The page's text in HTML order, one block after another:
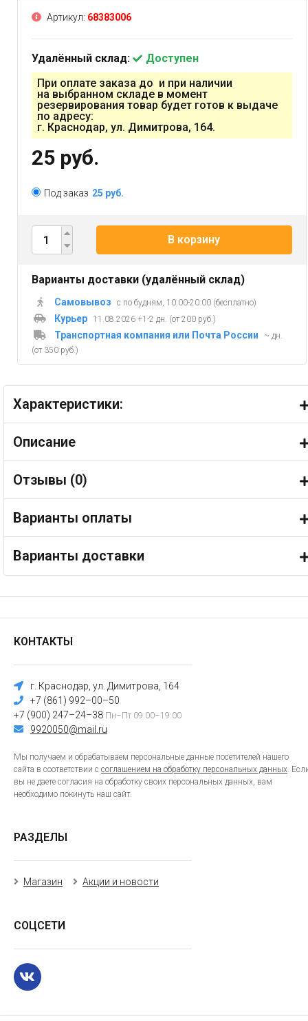
Артикул: 68383006
Удалённый склад:
Доступен
При оплате заказа до и при наличии
на выбранном складе в момент
резервирования товар будет готов к выдаче
по адресу:
г. Краснодар, ул. Димитрова, 164.
25 руб.
Под заказ 25 руб.
В корзину
Варианты доставки (удалённый склад)
Самовывоз с по будням, 10:00-20:00 (бесплатно)
Курьер 11.08.2026 +1-2 дн. (от 200 руб.)
Транспортная компания или Почта России
~ дн.
(от 350 руб.)
Характеристики:
Описание
Отзывы (0)
Варианты оплаты
Варианты доставки
КОНТАКТЫ
г. Краснодар, ул. Димитрова, 164
+7 (861) 992–00–50
+7 (900) 247–24–38 Пн–Пт 09:00–19:00
9920050@mail.ru
Мы получаем и обрабатываем персональные данные посетителей нашего
сайта в соответствии с соглашением на обработку персональных данных.
вы не даете согласия на обработку своих персональных данных, вам
необходимо покинуть наш сайт.
РАЗДЕЛЫ
Магазин Акции и новости
СОЦСЕТИ